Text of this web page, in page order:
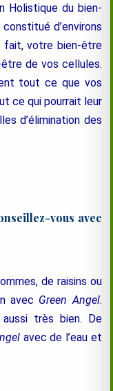
Holistique du bien-
d’environs
fait, votre bien-être
de vos cellules.
tout ce que vos
ce qui pourrait leur
d’élimination des
vous avec
de raisins ou
avec Green Angel.
aussitrès bien. De
avec de l’eau et